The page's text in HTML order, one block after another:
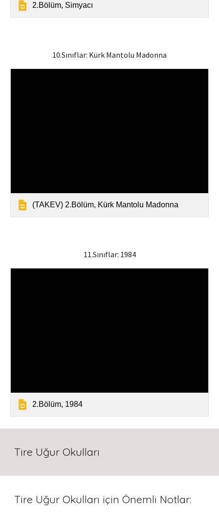
2.Bölüm, Simyacı
10.Sınıflar: Kürk Mantolu Madonna
(TAKEV) 2.Bölüm, Kürk Mantolu Madonna
11.Sınıflar: 1984
2.Bölüm, 1984
Tire Uğur Okulları
Tire Uğur Okulları için Önemli Notlar: